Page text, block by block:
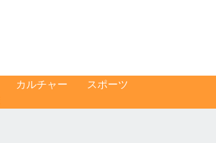
カルチャー
スポーツ